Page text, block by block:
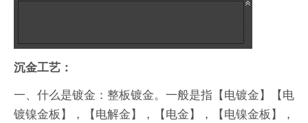
沉金工艺：
一、什么是镀金：整板镀金。一般是指【电镀金】【电
镀镍金板】，【电解金】，【电金】，【电镍金板】，